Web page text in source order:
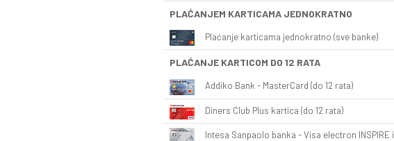
PLAĆANJEM KARTICAMA JEDNOKRATNO
Plaćanje karticama jednokratno (sve banke)
PLAĆANJE KARTICOM DO 12 RATA
Addiko Bank - MasterCard (do 12 rata)
Diners Club Plus kartica (do 12 rata)
Intesa Sanpaolo banka - Visa electron INSPIRE i